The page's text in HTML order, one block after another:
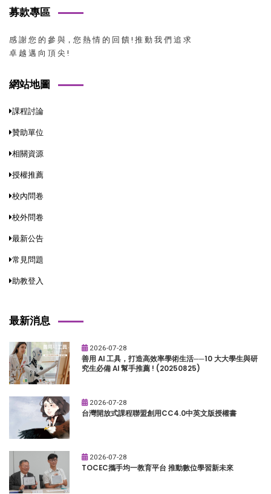
募款專區
感 謝 您 的 參 與，您 熱 情 的 回 饋 ! 推 動 我 們 追 求
卓 越 邁 向 頂 尖 !
網站地圖
課程討論
贊助單位
相關資源
授權推薦
校內問卷
校外問卷
最新公告
常見問題
助教登入
最新消息
2026-07-28
善用 AI 工具，打造高效率學術生活──10 大大學生與研
究生必備 AI 幫手推薦 ! (20250825)
2026-07-28
台灣開放式課程聯盟創用CC4.0中英文版授權書
2026-07-28
TOCEC攜手均一教育平台 推動數位學習新未來